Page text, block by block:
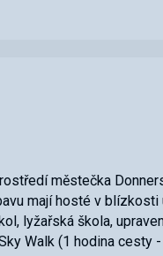
městečka
mají hosté v blízkosti
lyžařská škola,
Walk (1 hodina cesty